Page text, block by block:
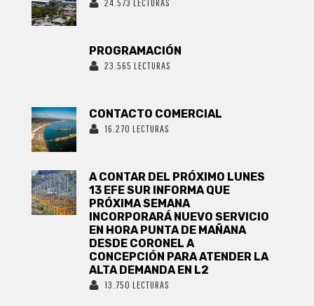
PROGRAMACIÓN
23.565 LECTURAS
CONTACTO COMERCIAL
16.270 LECTURAS
A CONTAR DEL PRÓXIMO LUNES
13 EFE SUR INFORMA QUE
PRÓXIMA SEMANA
INCORPORARÁ NUEVO SERVICIO
EN HORA PUNTA DE MAÑANA
DESDE CORONEL A
CONCEPCIÓN PARA ATENDER LA
ALTA DEMANDA EN L2
13.750 LECTURAS